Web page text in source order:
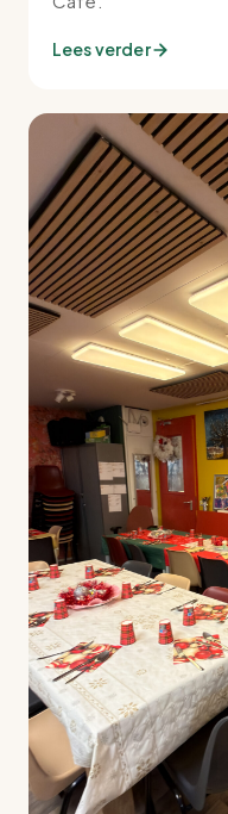
Lees verder